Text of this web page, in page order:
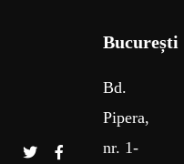
București​
Bd.
Pipera,
nr. 1-